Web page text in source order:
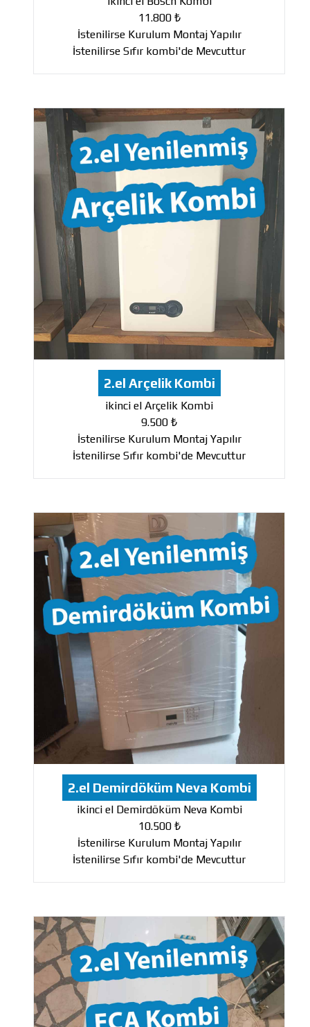
11.800 ₺
İstenilirse Kurulum Montaj Yapılır
İstenilirse Sıfır kombi'de Mevcuttur
2.el Arçelik Kombi
ikinci el Arçelik Kombi
9.500 ₺
İstenilirse Kurulum Montaj Yapılır
İstenilirse Sıfır kombi'de Mevcuttur
2.el Demirdöküm Neva Kombi
ikinci el Demirdöküm Neva Kombi
10.500 ₺
İstenilirse Kurulum Montaj Yapılır
İstenilirse Sıfır kombi'de Mevcuttur